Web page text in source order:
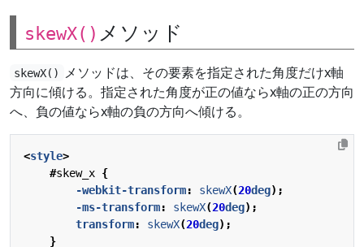
skewX() メソッド
skewX()
メソッドは、その要素を指定された角度だけx軸
方向に傾ける。指定された角度が正の値ならx軸の正の方向
へ、負の値ならx軸の負の方向へ傾ける。
<style>
#skew_x {
-webkit-transform: skewX(20deg);
-ms-transform: skewX(20deg);
transform: skewX(20deg);
}